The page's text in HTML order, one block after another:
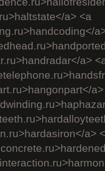
a> <a
a>
a>